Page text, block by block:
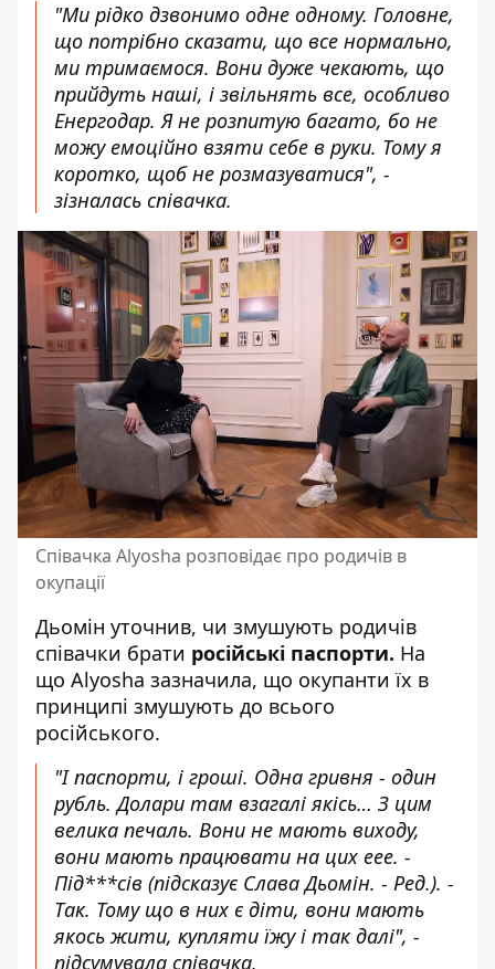
"Ми рідко дзвонимо одне одному. Головне,
що потрібно сказати, що все нормально,
ми тримаємося. Вони дуже чекають, що
прийдуть наші, і звільнять все, особливо
Енергодар. Я не розпитую багато, бо не
можу емоційно взяти себе в руки. Тому я
коротко, щоб не розмазуватися", -
зізналась співачка.
Співачка Alyosha розповідає про родичів в
окупації
Дьомін уточнив, чи змушують родичів
співачки брати російські паспорти. На
що Alyosha зазначила, що окупанти їх в
принципі змушують до всього
російського.
"І паспорти, і гроші. Одна гривня - один
рубль. Долари там взагалі якісь… З цим
велика печаль. Вони не мають виходу,
вони мають працювати на цих еее. -
Під***сів (підсказує Слава Дьомін. - Ред.). -
Так. Тому що в них є діти, вони мають
якось жити, купляти їжу і так далі", -
підсумувала співачка.